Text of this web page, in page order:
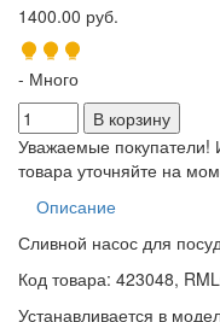
1400.00 руб.
- Много
Уважаемые покупатели!
товара уточняйте на
Описание
Сливной насос для
Код товара: 423048,
Устанавливается в